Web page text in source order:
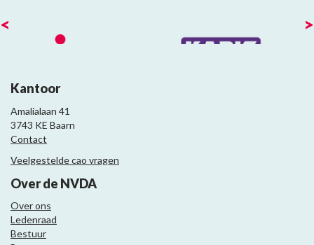
< >
Kantoor
Amalialaan 41
3743 KE Baarn
Contact
Veelgestelde cao vragen
Over de NVDA
Over ons
Ledenraad
Bestuur